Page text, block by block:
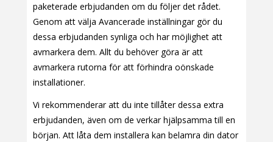
paketerade erbjudanden om du följer det rådet.
Genom att välja Avancerade inställningar gör du
dessa erbjudanden synliga och har möjlighet att
avmarkera dem. Allt du behöver göra är att
avmarkera rutorna för att förhindra oönskade
installationer.
Vi rekommenderar att du inte tillåter dessa extra
erbjudanden, även om de verkar hjälpsamma till en
början. Att låta dem installera kan belamra din dator